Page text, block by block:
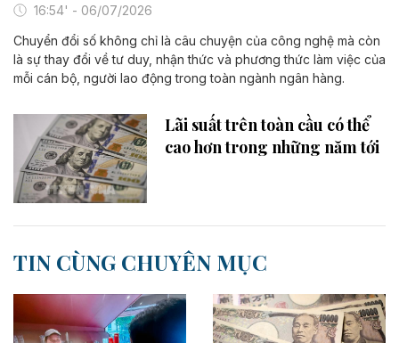
16:54' - 06/07/2026
Chuyển đổi số không chỉ là câu chuyện của công nghệ mà còn
là sự thay đổi về tư duy, nhận thức và phương thức làm việc của
mỗi cán bộ, người lao động trong toàn ngành ngân hàng.
Lãi suất trên toàn cầu có thể
cao hơn trong những năm tới
TIN CÙNG CHUYÊN MỤC